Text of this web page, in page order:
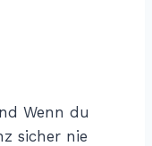
Wenn du
sicher nie